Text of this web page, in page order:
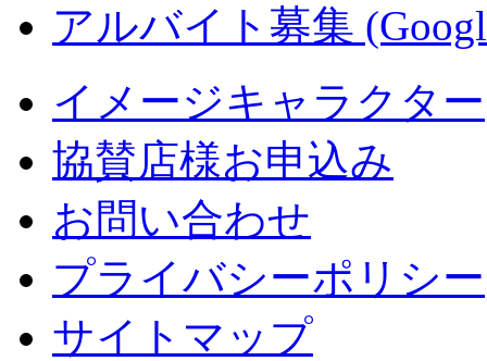
アルバイト募集
イメージキャラクター
協賛店様お申込み
お問い合わせ
プライバシーポリシー
サイトマップ